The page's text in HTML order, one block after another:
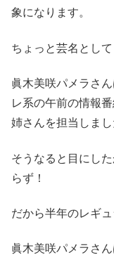
象になります。
ちょっと芸名とし
眞木美咲パメラさ
レ系の午前の情報
姉さんを担当しまし
そうなると目にし
らず！
だから半年のレギ
眞木美咲パメラさ